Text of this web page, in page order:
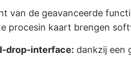
van de geavanceerde
procesin kaart brengen
drop-interface: dankzij een